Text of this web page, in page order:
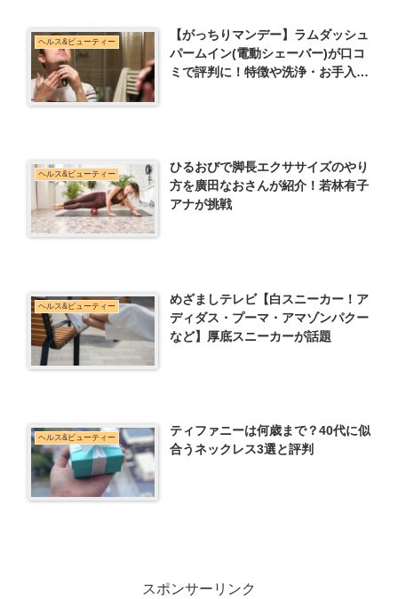
ヘルス&ビューティー
【がっちりマンデー】ラムダッシュ
パームイン(電動シェーバー)が口コ
ミで評判に！特徴や洗浄・お手入れ
ヘルス&ビューティー
ひるおびで脚長エクササイズのやり
方を廣田なおさんが紹介！若林有子
アナが挑戦
ヘルス&ビューティー
めざましテレビ【白スニーカー！ア
ディダス・プーマ・アマゾンパクー
など】厚底スニーカーが話題
ヘルス&ビューティー
ティファニーは何歳まで？40代に似
合うネックレス3選と評判
スポンサーリンク